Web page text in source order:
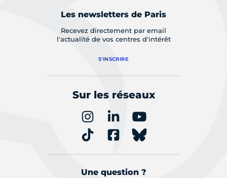
Les newsletters de Paris
Recevez directement par email
l'actualité de vos centres d'intérêt
S'INSCRIRE
Sur les réseaux
Une question ?